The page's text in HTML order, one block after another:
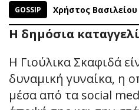
GOSSIP Χρήστος Βασιλείου
Η δημόσια
Η Γιούλικα Σκαφιδά
δυναμική γυναίκα, η
μέσα από τα social